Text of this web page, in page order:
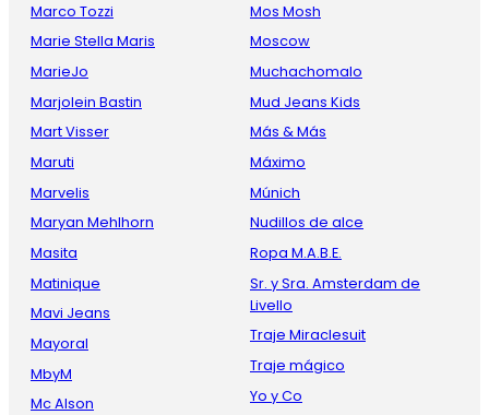
Marco Tozzi
Marie Stella Maris
MarieJo
Marjolein Bastin
Mart Visser
Maruti
Marvelis
Maryan Mehlhorn
Masita
Matinique
Mavi Jeans
Mayoral
MbyM
Mc Alson
Mos Mosh
Moscow
Muchachomalo
Mud Jeans Kids
Más & Más
Máximo
Múnich
Nudillos de alce
Ropa M.A.B.E.
Sr. y Sra. Amsterdam de
Livello
Traje Miraclesuit
Traje mágico
Yo y Co